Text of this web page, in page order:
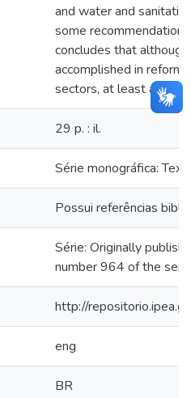
and water and
some
concludes that
accomplished in
sectors, at least as
29 p. : il.
Série monográfica:
Possui referências
Série: Originally
number 964 of the
http://
eng
BR